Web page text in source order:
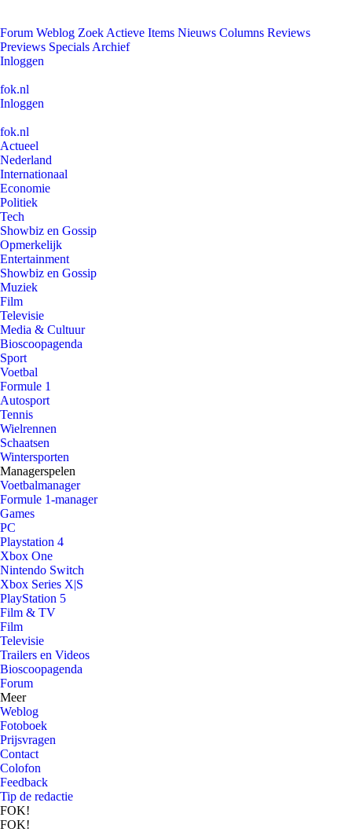
Forum Weblog Zoek Actieve Items Nieuws Columns Reviews
Previews Specials Archief
Inloggen
fok.nl
Inloggen
fok.nl
Actueel
Nederland
Internationaal
Economie
Politiek
Tech
Showbiz en Gossip
Opmerkelijk
Entertainment
Showbiz en Gossip
Muziek
Film
Televisie
Media & Cultuur
Bioscoopagenda
Sport
Voetbal
Formule 1
Autosport
Tennis
Wielrennen
Schaatsen
Wintersporten
Managerspelen
Voetbalmanager
Formule 1-manager
Games
PC
Playstation 4
Xbox One
Nintendo Switch
Xbox Series X|S
PlayStation 5
Film & TV
Film
Televisie
Trailers en Videos
Bioscoopagenda
Forum
Meer
Weblog
Fotoboek
Prijsvragen
Contact
Colofon
Feedback
Tip de redactie
FOK!
FOK!